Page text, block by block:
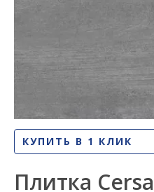
КУПИТЬ В 1 КЛИК
Плитка